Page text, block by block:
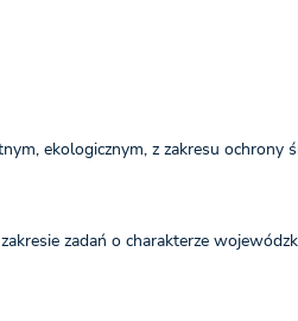
ekologicznym, z zakresu ochrony
zadań o charakterze